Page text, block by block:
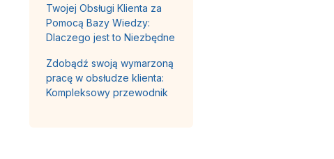
Twojej Obsługi Klienta za
Pomocą Bazy Wiedzy:
Dlaczego jest to Niezbędne
Zdobądź swoją wymarzoną
pracę w obsłudze klienta:
Kompleksowy przewodnik